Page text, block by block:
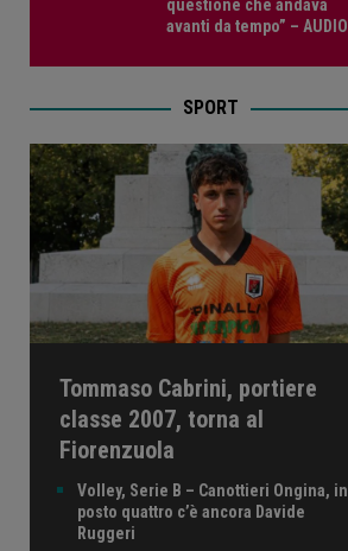
questione che andava
avanti da tempo” – AUDIO
SPORT
Tommaso Cabrini, portiere
classe 2007, torna al
Fiorenzuola
Volley, Serie B – Canottieri Ongina, in
posto quattro c’è ancora Davide
Ruggeri